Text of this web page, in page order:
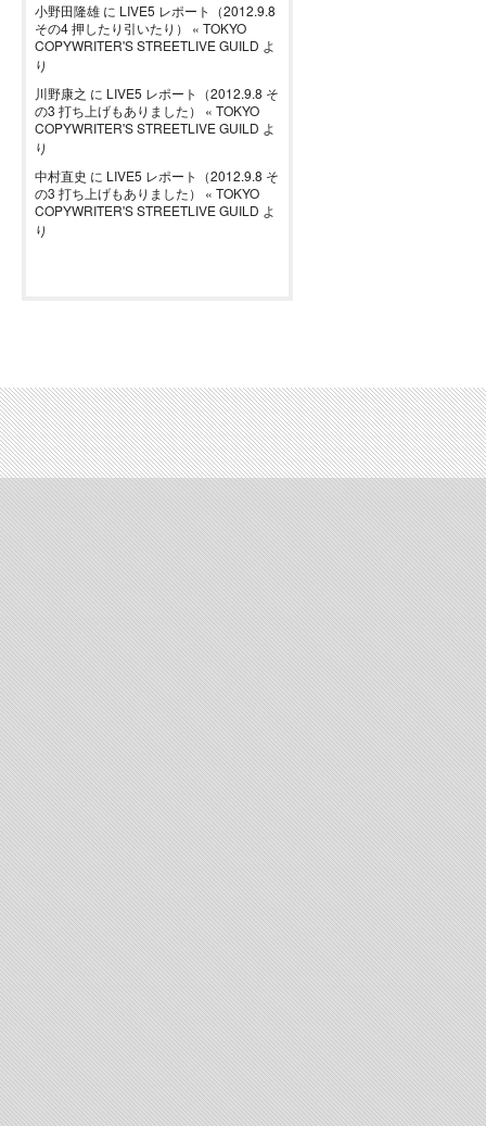
小野田隆雄 に LIVE5 レポート（2012.9.8
その4 押したり引いたり） « TOKYO
COPYWRITER'S STREETLIVE GUILD よ
り
川野康之 に LIVE5 レポート（2012.9.8 そ
の3 打ち上げもありました） « TOKYO
COPYWRITER'S STREETLIVE GUILD よ
り
中村直史 に LIVE5 レポート（2012.9.8 そ
の3 打ち上げもありました） « TOKYO
COPYWRITER'S STREETLIVE GUILD よ
り